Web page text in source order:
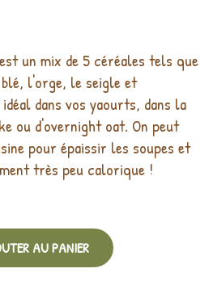
un mix de 5 céréales tels que
l'orge, le seigle et
dans vos yaourts, dans la
ou d'overnight oat. On peut
pour épaissir les soupes et
très peu calorique !
AU PANIER